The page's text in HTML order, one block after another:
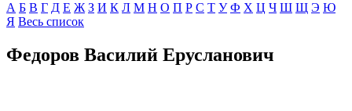
А Б В Г Д E Ж З И К Л М Н О П Р С Т У Ф Х Ц Ч Ш Щ Э Ю
Я Весь список
Федоров Василий Ерусланович